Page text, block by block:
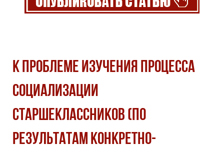
К проблеме изучения процесса
социализации
старшеклассников (по
результатам конкретно-